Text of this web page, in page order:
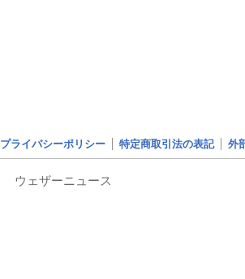
プライバシーポリシー 特定商取引法の表記 外
ウェザーニュース